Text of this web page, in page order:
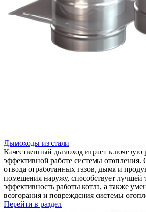
Дымоходы из стали
Качественный дымоход играет ключевую
эффективной работе системы отопления.
отвода отработанных газов, дыма и
помещения наружу, способствует лучшей
эффективность работы котла, а также
возгорания и повреждения системы
Перейти в раздел